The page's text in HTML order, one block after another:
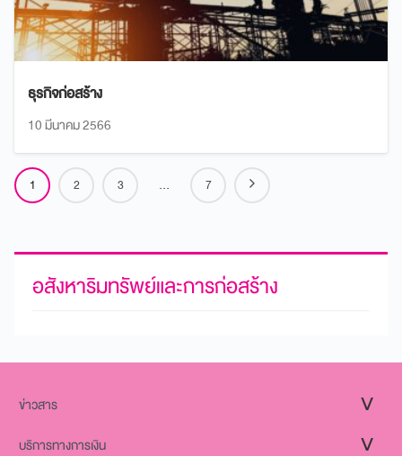
ธุรกิจก่อสร้าง
10 มีนาคม 2566
1 2 3 … 7
อสังหาริมทรัพย์และการก่อสร้าง
ข่าวสาร
บริการทางการเงิน